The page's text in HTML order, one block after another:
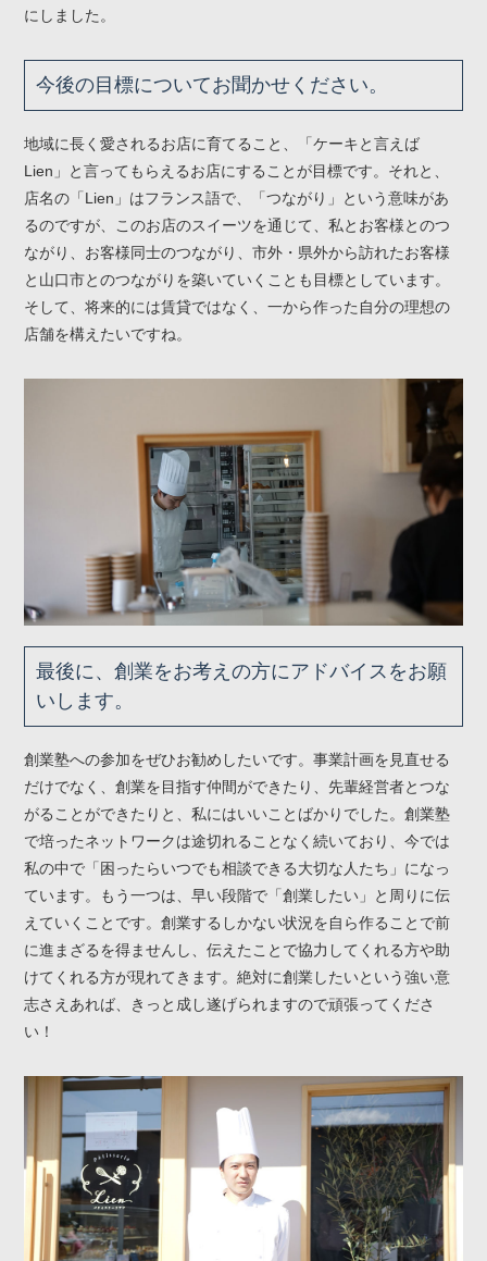
にしました。
今後の目標についてお聞かせください。
地域に長く愛されるお店に育てること、「ケーキと言えば
Lien」と言ってもらえるお店にすることが目標です。それと、
店名の「Lien」はフランス語で、「つながり」という意味があ
るのですが、このお店のスイーツを通じて、私とお客様とのつ
ながり、お客様同士のつながり、市外・県外から訪れたお客様
と山口市とのつながりを築いていくことも目標としています。
そして、将来的には賃貸ではなく、一から作った自分の理想の
店舗を構えたいですね。
最後に、創業をお考えの方にアドバイスをお願
いします。
創業塾への参加をぜひお勧めしたいです。事業計画を見直せる
だけでなく、創業を目指す仲間ができたり、先輩経営者とつな
がることができたりと、私にはいいことばかりでした。創業塾
で培ったネットワークは途切れることなく続いており、今では
私の中で「困ったらいつでも相談できる大切な人たち」になっ
ています。もう一つは、早い段階で「創業したい」と周りに伝
えていくことです。創業するしかない状況を自ら作ることで前
に進まざるを得ませんし、伝えたことで協力してくれる方や助
けてくれる方が現れてきます。絶対に創業したいという強い意
志さえあれば、きっと成し遂げられますので頑張ってくださ
い！